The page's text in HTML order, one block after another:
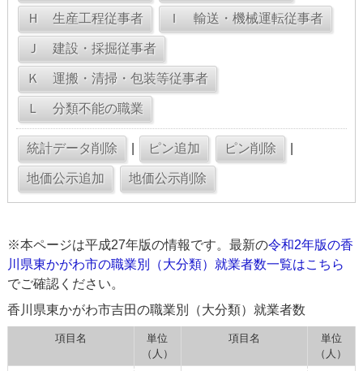
※本ページは平成27年版の情報です。最新の令和2年版の香
川県東かがわ市の職業別（大分類）就業者数一覧はこちら
でご確認ください。
香川県東かがわ市吉田の職業別（大分類）就業者数
項目名
単位
（人）
項目名
単位
（人）